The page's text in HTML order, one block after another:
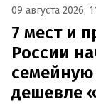
09 августа 2026,
7 мест и
России
семейную
дешевле